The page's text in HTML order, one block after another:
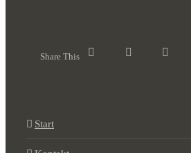
Share This
Start